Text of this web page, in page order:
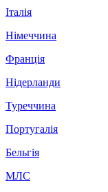
Італія
Німеччина
Франція
Нідерланди
Туреччина
Португалія
Бельгія
МЛС